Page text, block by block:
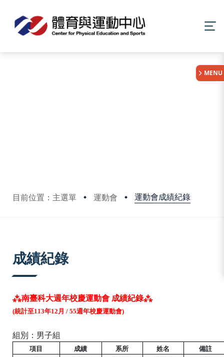
目前位置：主選單 運動會 運動會成績紀錄
MENU
成績紀錄
⁂南臺科大週年校慶運動會 成績紀錄⁂
(統計至113年12月 / 55週年校慶運動會)
組別：男子組
項目 成績 系所 姓名
備註